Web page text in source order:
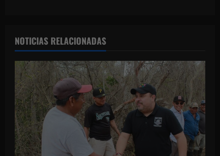
i
ó
n
d
e
e
NOTICIAS RELACIONADAS